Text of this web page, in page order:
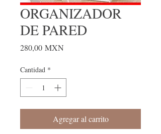
ORGANIZADOR
DE PARED
280,00 MXN
Cantidad *
Agregar al carrito